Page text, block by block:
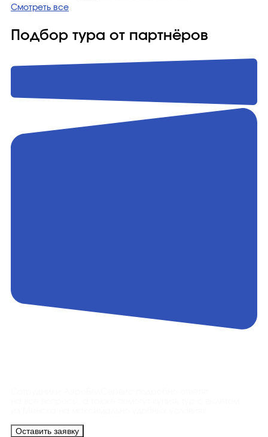
Смотреть все
Подбор тура от партнёров
Оставить заявку